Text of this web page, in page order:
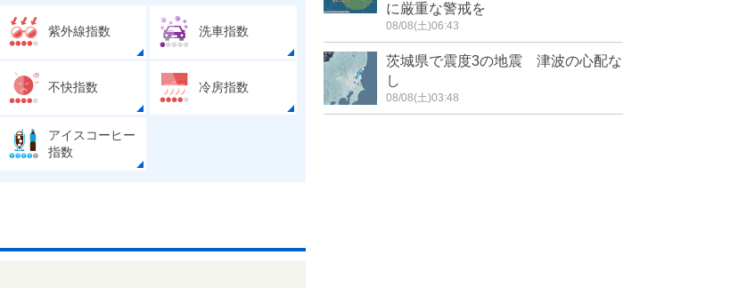
紫外線指数 洗車指数
不快指数 冷房指数
アイスコーヒー
指数
に厳重な警戒を
08/08(土)06:43
茨城県で震度3の地震 津波の心配な
し
08/08(土)03:48